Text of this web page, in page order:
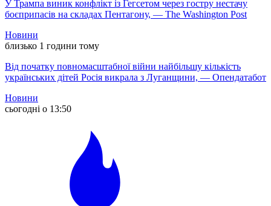
У Трампа виник конфлікт із Гегсетом через гостру нестачу
боєприпасів на складах Пентагону, — The Washington Post
Новини
близько 1 години тому
Від початку повномасштабної війни найбільшу кількість
українських дітей Росія викрала з Луганщини, — Опендатабот
Новини
сьогодні о 13:50